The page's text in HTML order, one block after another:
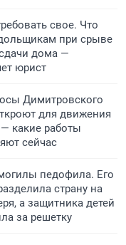
свое. Что
при срыве
дома —
юрист
Димитровского
для движения
какие работы
сейчас
педофила. Его
страну на
а защитника детей
за решетку